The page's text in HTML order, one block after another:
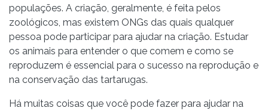
populações. A criação, geralmente, é feita pelos
zoológicos, mas existem ONGs das quais qualquer
pessoa pode participar para ajudar na criação. Estudar
os animais para entender o que comem e como se
reproduzem é essencial para o sucesso na reprodução e
na conservação das tartarugas.
Há muitas coisas que você pode fazer para ajudar na